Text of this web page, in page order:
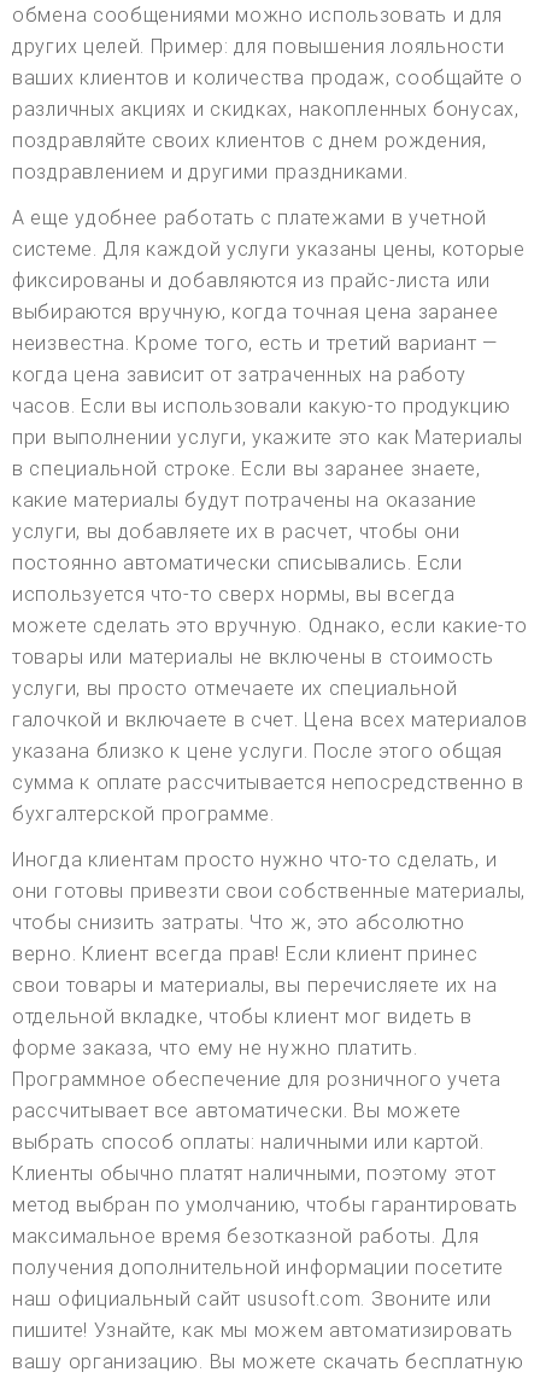
обмена сообщениями можно использовать и для
других целей. Пример: для повышения лояльности
ваших клиентов и количества продаж, сообщайте о
различных акциях и скидках, накопленных бонусах,
поздравляйте своих клиентов с днем рождения,
поздравлением и другими праздниками.
А еще удобнее работать с платежами в учетной
системе. Для каждой услуги указаны цены, которые
фиксированы и добавляются из прайс-листа или
выбираются вручную, когда точная цена заранее
неизвестна. Кроме того, есть и третий вариант —
когда цена зависит от затраченных на работу
часов. Если вы использовали какую-то продукцию
при выполнении услуги, укажите это как Материалы
в специальной строке. Если вы заранее знаете,
какие материалы будут потрачены на оказание
услуги, вы добавляете их в расчет, чтобы они
постоянно автоматически списывались. Если
используется что-то сверх нормы, вы всегда
можете сделать это вручную. Однако, если какие-то
товары или материалы не включены в стоимость
услуги, вы просто отмечаете их специальной
галочкой и включаете в счет. Цена всех материалов
указана близко к цене услуги. После этого общая
сумма к оплате рассчитывается непосредственно в
бухгалтерской программе.
Иногда клиентам просто нужно что-то сделать, и
они готовы привезти свои собственные материалы,
чтобы снизить затраты. Что ж, это абсолютно
верно. Клиент всегда прав! Если клиент принес
свои товары и материалы, вы перечисляете их на
отдельной вкладке, чтобы клиент мог видеть в
форме заказа, что ему не нужно платить.
Программное обеспечение для розничного учета
рассчитывает все автоматически. Вы можете
выбрать способ оплаты: наличными или картой.
Клиенты обычно платят наличными, поэтому этот
метод выбран по умолчанию, чтобы гарантировать
максимальное время безотказной работы. Для
получения дополнительной информации посетите
наш официальный сайт ususoft.com. Звоните или
пишите! Узнайте, как мы можем автоматизировать
вашу организацию. Вы можете скачать бесплатную